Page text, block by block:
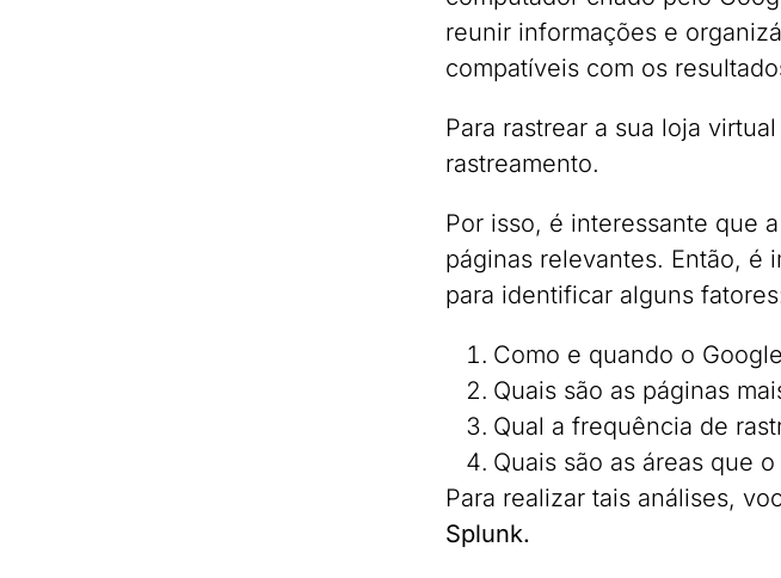
reunir informações e
compatíveis com os
Para rastrear a sua loja
rastreamento.
Por isso, é interessante que
páginas relevantes. Então, é
para identificar alguns
Como e quando o
Quais são as páginas
Qual a frequência de
Quais são as áreas que
Para realizar tais análises,
Splunk.